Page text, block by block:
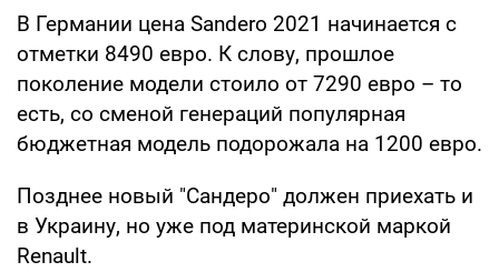
В Германии цена Sandero 2021 начинается с
отметки 8490 евро. К слову, прошлое
поколение модели стоило от 7290 евро – то
есть, со сменой генераций популярная
бюджетная модель подорожала на 1200 евро.
Позднее новый "Сандеро" должен приехать и
в Украину, но уже под материнской маркой
Renault.